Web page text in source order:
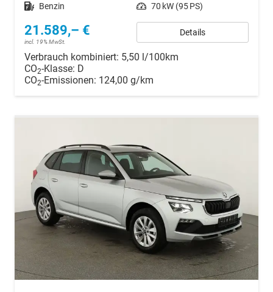
Kraftstoff Benzin Leistung 70 kW (95 PS)
21.589,– €
incl. 19% MwSt.
Details
Verbrauch kombiniert: 5,50 l/100km
CO2-Klasse: D
CO2-Emissionen: 124,00 g/km